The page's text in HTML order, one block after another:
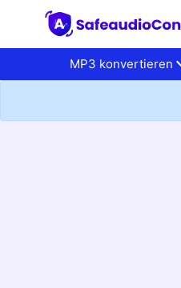
MP3 konvertieren